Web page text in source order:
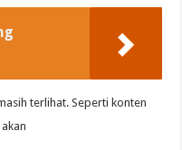
terlihat. Seperti konten